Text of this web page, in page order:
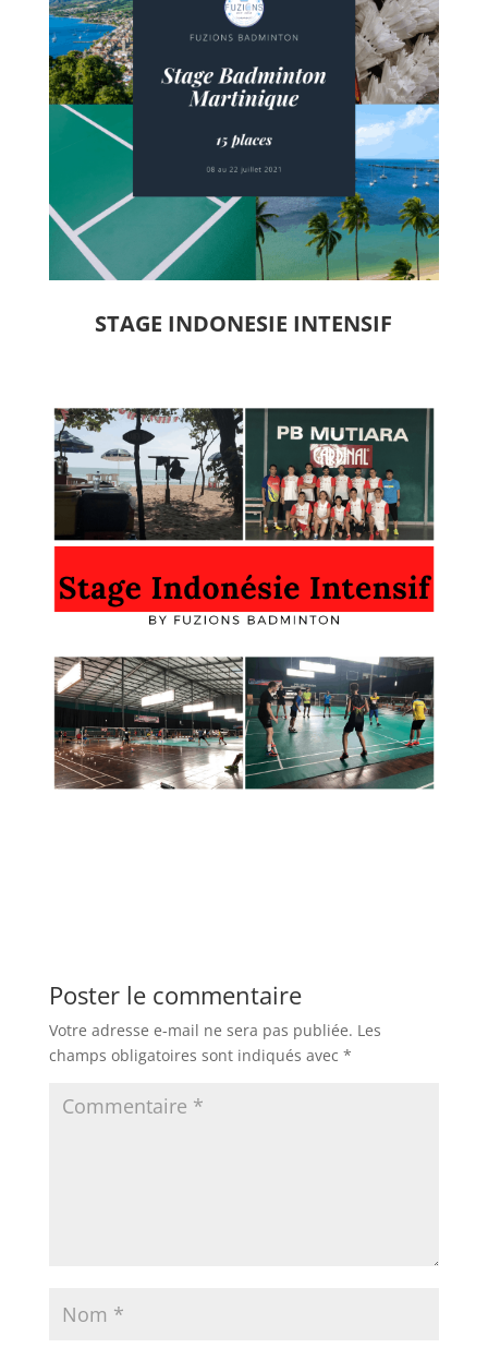
STAGE INDONESIE INTENSIF
Poster le commentaire
Votre adresse e-mail ne sera pas publiée. Les
champs obligatoires sont indiqués avec *